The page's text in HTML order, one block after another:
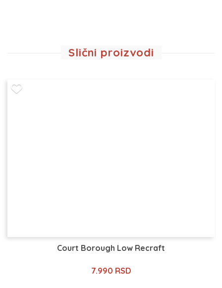
Slični proizvodi
Court Borough Low Recraft
7.990 RSD